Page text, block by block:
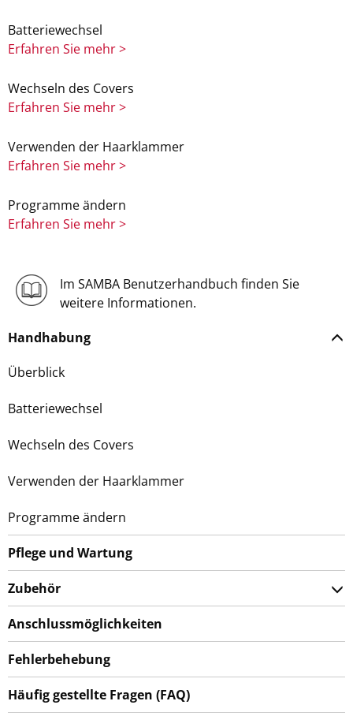
Batteriewechsel
Erfahren Sie mehr >
Wechseln des Covers
Erfahren Sie mehr >
Verwenden der Haarklammer
Erfahren Sie mehr >
Programme ändern
Erfahren Sie mehr >
Im SAMBA Benutzerhandbuch finden Sie
weitere Informationen.
Handhabung
Überblick
Batteriewechsel
Wechseln des Covers
Verwenden der Haarklammer
Programme ändern
Pflege und Wartung
Zubehör
Anschlussmöglichkeiten
Fehlerbehebung
Häufig gestellte Fragen (FAQ)